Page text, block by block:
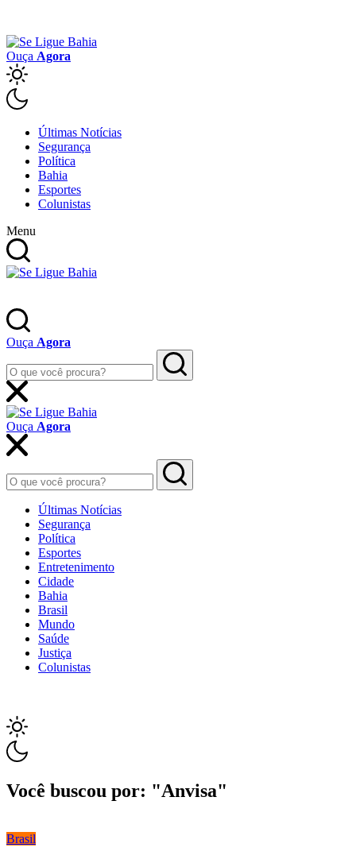
Ouça Agora
Últimas Notícias
Segurança
Política
Bahia
Esportes
Colunistas
Menu
Ouça Agora
Ouça Agora
Últimas Notícias
Segurança
Política
Esportes
Entretenimento
Cidade
Bahia
Brasil
Mundo
Saúde
Justiça
Colunistas
Você buscou por: "Anvisa"
Brasil